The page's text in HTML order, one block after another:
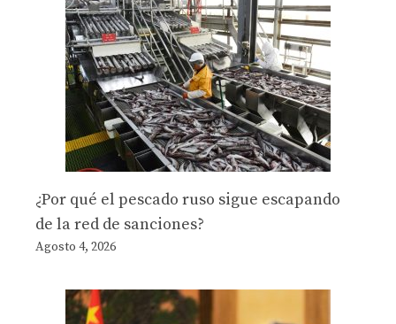
¿Por qué el pescado ruso sigue escapando
de la red de sanciones?
Agosto 4, 2026